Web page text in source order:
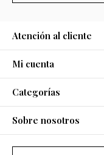
Atención al cliente
Mi cuenta
Categorías
Sobre nosotros